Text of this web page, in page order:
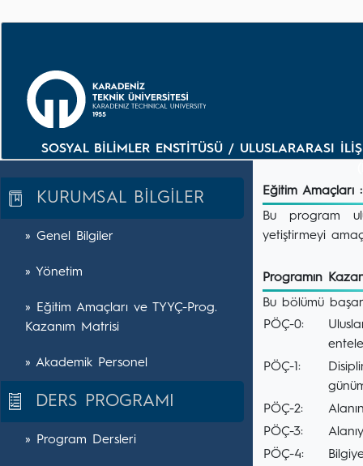
SOSYAL BİLİMLER ENSTİTÜSÜ / ULUSLARARASI
KURUMSAL BİLGİLER
» Genel Bilgiler
» Yönetim
» Eğitim Amaçları ve TYYÇ-Prog.
Kazanım Matrisi
» Akademik Personel
DERS PROGRAMI
» Program Dersleri
Eğitim Amaçları :
Bu program
yetiştirmeyi
Programın
Bu bölümü
PÖÇ-0:
PÖÇ-1:
PÖÇ-2:
PÖÇ-3:
PÖÇ-4: